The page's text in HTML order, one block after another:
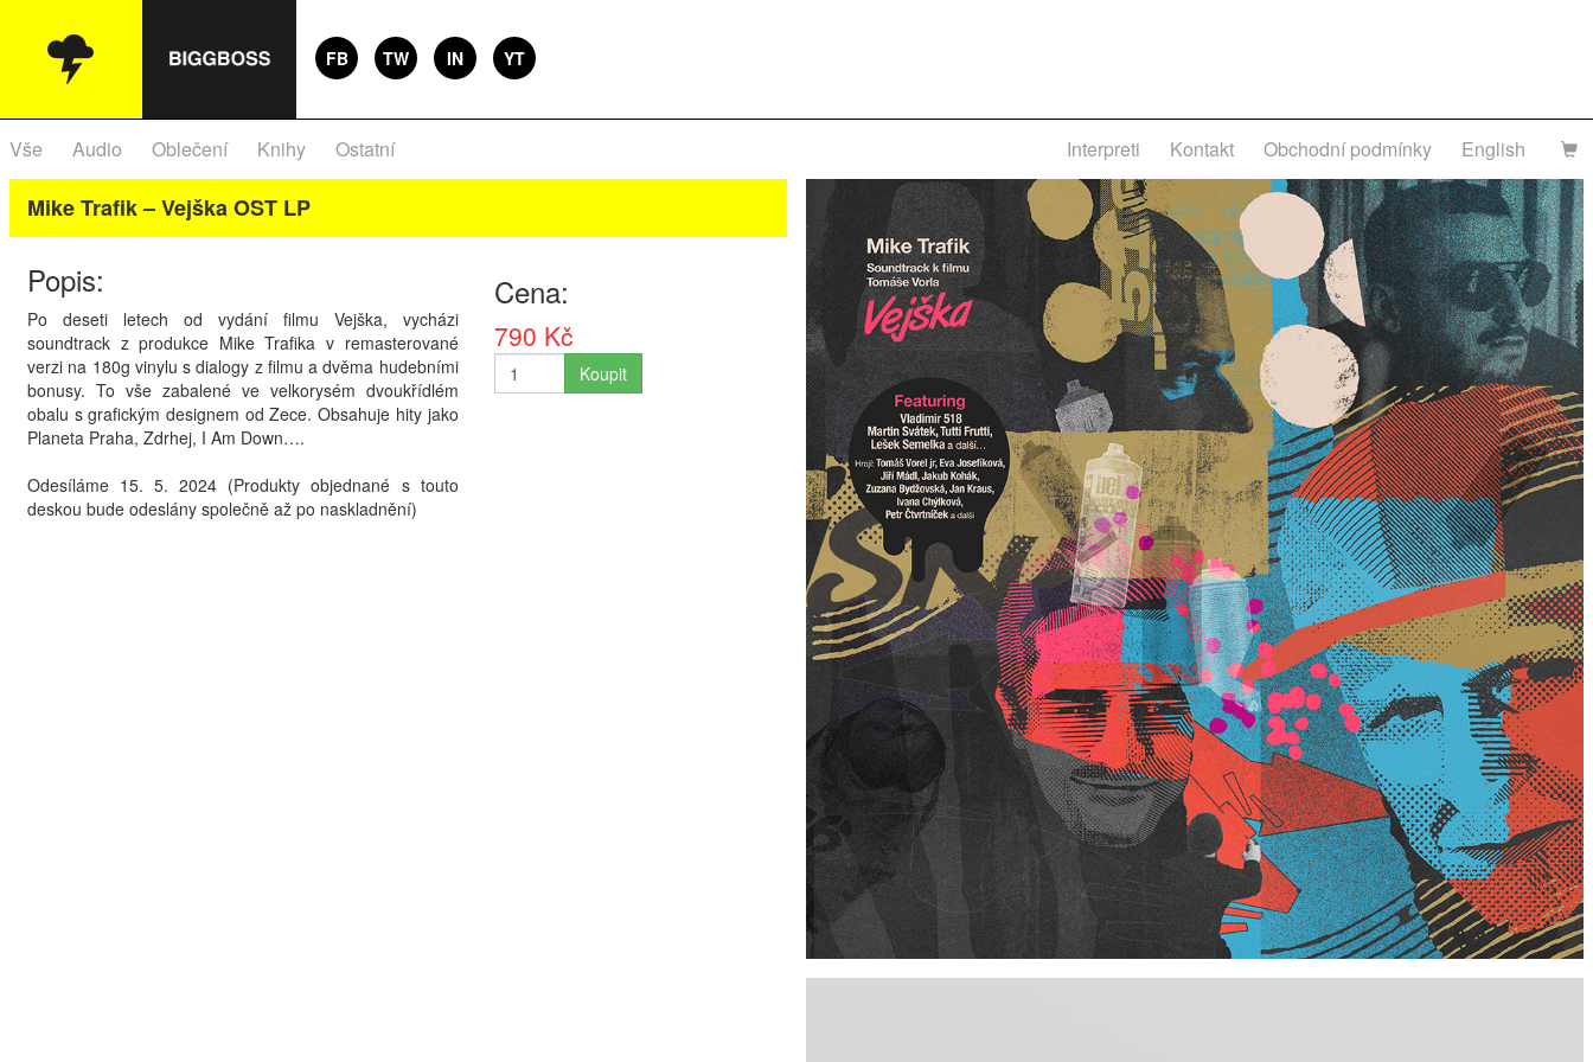
FB TW IN YT
Vše Audio Oblečení Knihy Ostatní English
Obchodní podmínky
Kontakt
Interpreti
Mike Trafik – Vejška OST LP
Popis:
Po deseti letech od vydání filmu Vejška, vycházi
soundtrack z produkce Mike Trafika v remasterované
verzi na 180g vinylu s dialogy z filmu a dvěma hudebními
bonusy. To vše zabalené ve velkorysém dvoukřídlém
obalu s grafickým designem od Zece. Obsahuje hity jako
Planeta Praha, Zdrhej, I Am Down….
Odesíláme 15. 5. 2024 (Produkty objednané s touto
deskou bude odeslány společně až po naskladnění)
Cena
790 Kč
Koupit